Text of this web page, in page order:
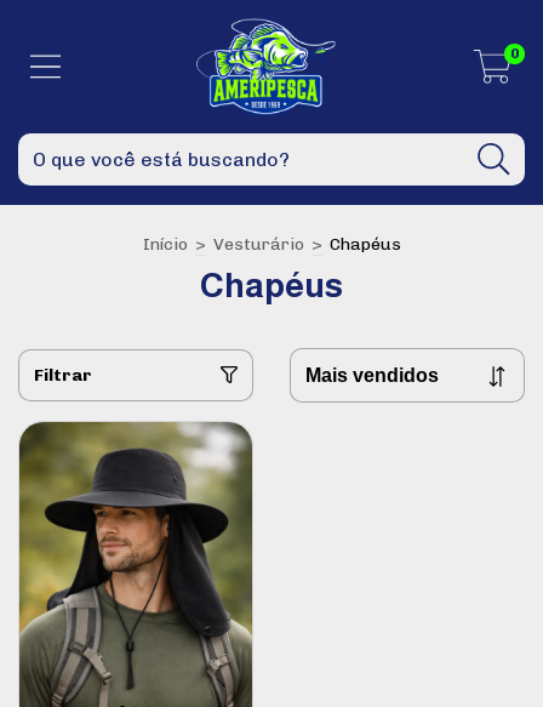
0
Início > Vesturário > Chapéus
Chapéus
Filtrar